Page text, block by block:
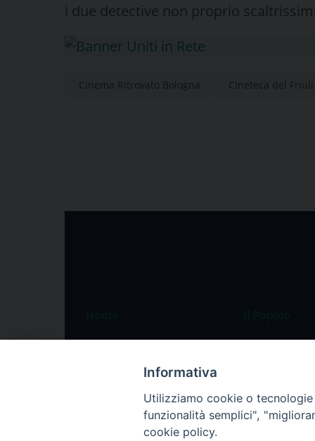
i due detective non proprio
Cinema Ritrovato Bologna Cineteca del Friuli
Speciali
Pordenone
Portogruaro
Friuli Occidentale
Il settimanale
La redazione
Pubblicità
Informativa
Utilizziamo cookie o
funzionalità semplici",
cookie policy.